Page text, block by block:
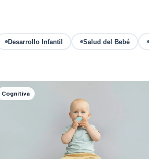
Desarrollo Infantil Salud del Bebé
Cognitiva